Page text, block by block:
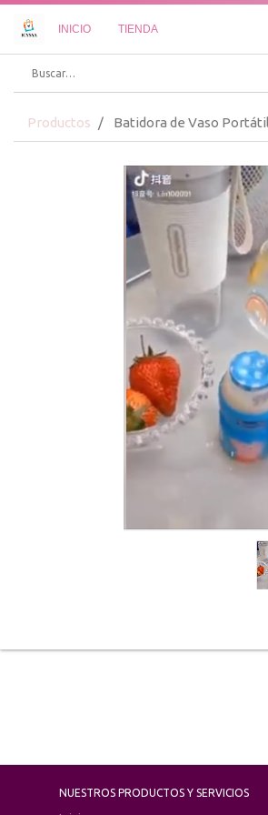
INICIO TIENDA
Productos Batidora de Vaso
NUESTROS PRODUCTOS Y SERVICIOS